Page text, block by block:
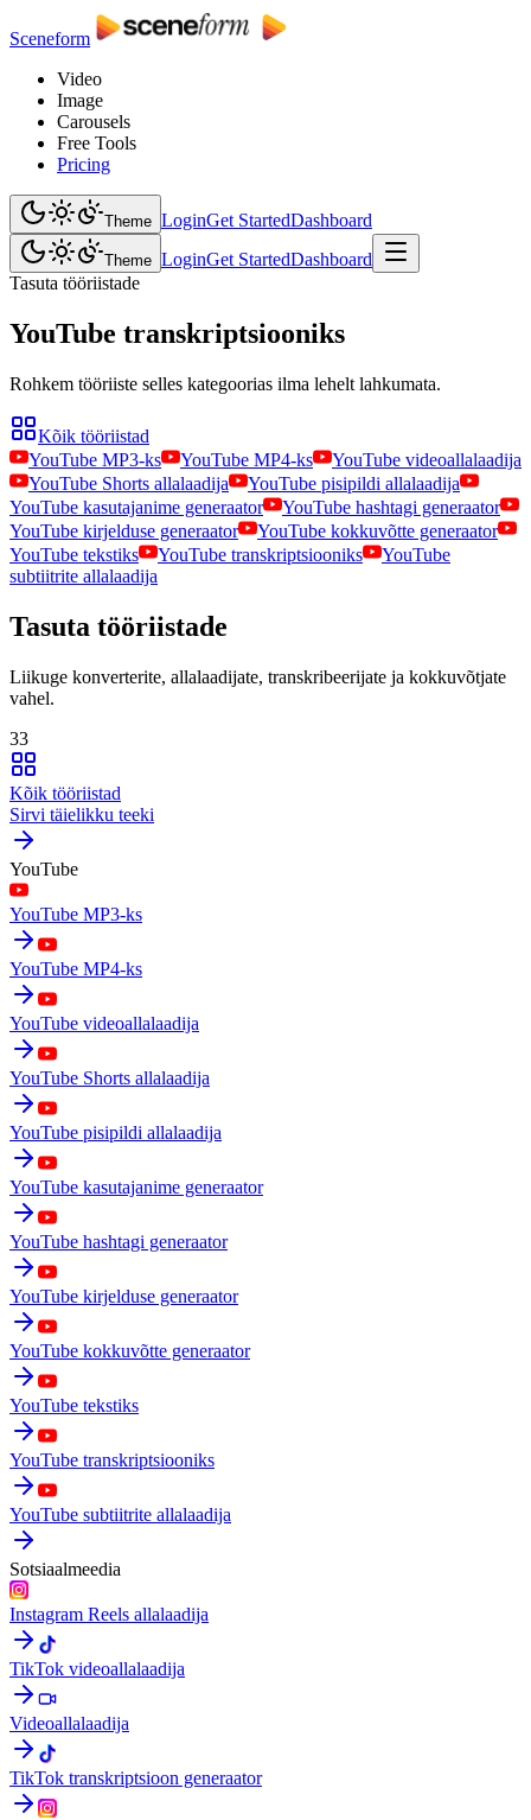
Sceneform
Video
Image
Carousels
Free Tools
Pricing
Theme LoginGet StartedDashboard
Theme LoginGet StartedDashboard
Tasuta tööriistade
YouTube transkriptsiooniks
Rohkem tööriiste selles kategoorias ilma lehelt lahkumata.
Kõik tööriistad
YouTube MP3-ks
YouTube MP4-ks
YouTube videoallalaadija
YouTube Shorts allalaadija
YouTube pisipildi allalaadija
YouTube kasutajanime generaator
YouTube hashtagi generaator
YouTube kirjelduse generaator
YouTube kokkuvõtte generaator
YouTube tekstiks
YouTube transkriptsiooniks
YouTube
subtiitrite allalaadija
Tasuta tööriistade
Liikuge konverterite, allalaadijate, transkribeerijate ja kokkuvõtjate
vahel.
33
Kõik tööriistad
Sirvi täielikku teeki
YouTube
YouTube MP3-ks
YouTube MP4-ks
YouTube videoallalaadija
YouTube Shorts allalaadija
YouTube pisipildi allalaadija
YouTube kasutajanime generaator
YouTube hashtagi generaator
YouTube kirjelduse generaator
YouTube kokkuvõtte generaator
YouTube tekstiks
YouTube transkriptsiooniks
YouTube subtiitrite allalaadija
Sotsiaalmeedia
Instagram Reels allalaadija
TikTok videoallalaadija
Videoallalaadija
TikTok transkriptsioon generaator